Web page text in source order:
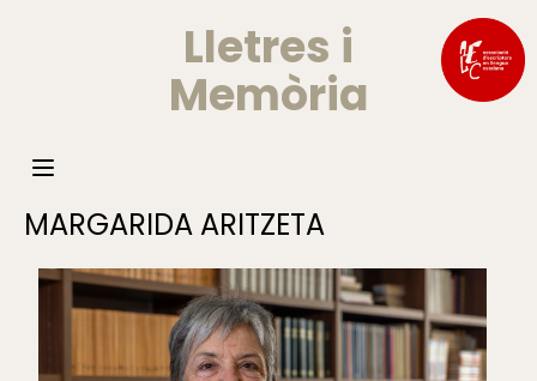
Lletres i
Memòria
MARGARIDA ARITZETA